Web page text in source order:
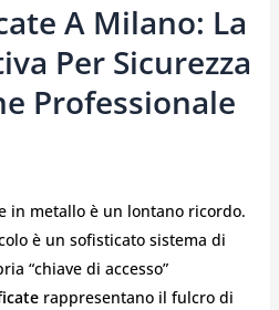
A Milano: La
Per Sicurezza
Professionale
in metallo è un lontano ricordo.
è un sofisticato sistema di
“chiave di accesso”
rappresentano il fulcro di